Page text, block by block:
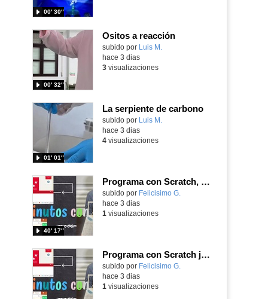
00′ 30″
Ositos a reacción
Contenido educativo.
subido por Luis M.
00′ 32″
hace 3 dias
3visualizaciones
La serpiente de carbono
Contenido educativo.
subido por Luis M.
01′ 01″
hace 3 dias
4visualizaciones
Programa con Scratch, 8 diferentes juegos para vivir la emoción de los partidos de España en el mundial 2026
Contenido educativo.
subido por Felicisimo G.
40′ 17″
hace 3 dias
1 visualizaciones
Programa con Scratch juegos con los partidos del mundial 2026 ganados por España
Contenido educativo.
subido por Felicisimo G.
hace 3 dias
1 visualizaciones